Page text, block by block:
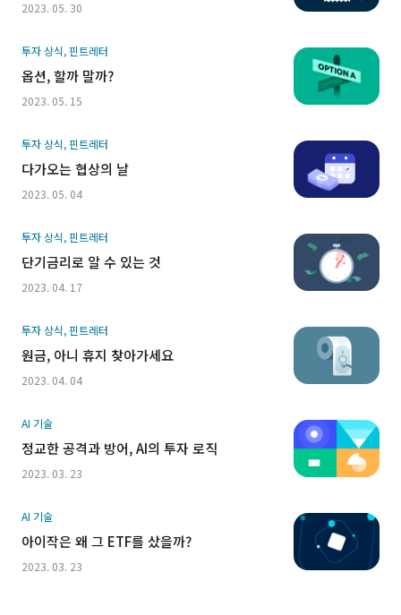
2023. 05. 30
투자 상식, 핀트레터
옵션, 할까 말까?
2023. 05. 15
투자 상식, 핀트레터
다가오는 협상의 날
2023. 05. 04
투자 상식, 핀트레터
단기금리로 알 수 있는 것
2023. 04. 17
투자 상식, 핀트레터
원금, 아니 휴지 찾아가세요
2023. 04. 04
AI 기술
정교한 공격과 방어, AI의 투자 로직
2023. 03. 23
AI 기술
아이작은 왜 그 ETF를 샀을까?
2023. 03. 23